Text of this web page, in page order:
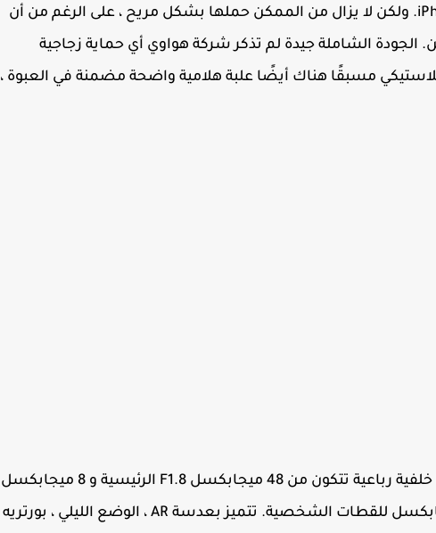
واسعة ، تقريبًا بنفس حجم iPhone 11 Pro Max. ولكن لا يزال من الممكن حملها بشكل مريح ، على الرغم من أن
الجودة الشاملة جيدة لم تذكر شركة هواوي أي حماية زجاجية
مسبقًا هناك أيضًا علبة هلامية واضحة مضمنة في العبوة ،
تحتوي كاميرا هواوي نوفا 7i على إعداد كاميرا خلفية رباعية تتكون من 48 ميجابكسل F1.8 الرئيسية و 8 ميجابكسل
عريضة للغاية وماكرو 2 ميجابكسل و 2 ميجابكسل للقطات الشخصية. تتميز بعدسة AR ، الوضع الليلي ، بورتريه